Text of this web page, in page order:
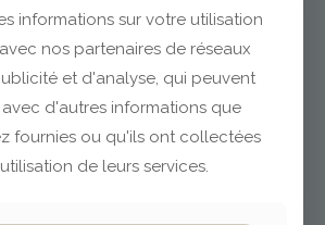
Ferrand
04 73 42 18 38
informations sur votre utilisation
nos partenaires de réseaux
et d'analyse, qui peuvent
d'autres informations que
fournies ou qu'ils ont collectées
de leurs services.